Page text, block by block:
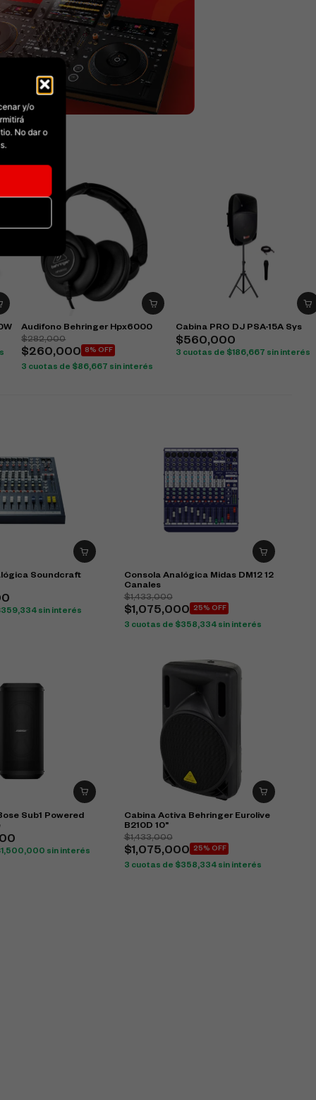
y/o
No dar o
Audifono Behringer Hpx6000
$282,000
$260,000 8% OFF
3 cuotas de $86,667 sin interés
Cabina PRO DJ PSA-15A Sys
$560,000
3 cuotas de $186,667 sin interés
Soundcraft
359,334 sin interés
Consola Analógica Midas DM12 12
Canales
$1,433,000
$1,075,000 25% OFF
3 cuotas de $358,334sin interés
Sub1 Powered
1,500,000 sin interés
Cabina Activa Behringer Eurolive
B210D 10"
$1,433,000
$1,075,000 25% OFF
3 cuotas de $358,334sin interés